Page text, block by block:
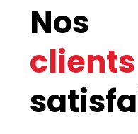
Nos
clients